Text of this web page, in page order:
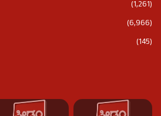
(1,261)
(6,966)
(145)